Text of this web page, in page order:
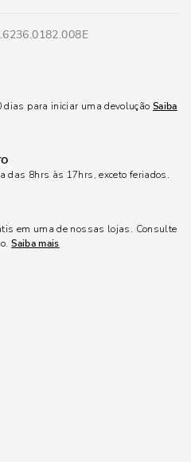
dias para iniciar uma devolução Saiba
das 8hrs às 17hrs, exceto feriados.
em uma de nossas lojas. Consulte
Saiba mais